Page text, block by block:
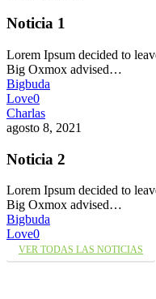
Noticia 1
Lorem Ipsum decided to
Big Oxmox advised…
Bigbuda
Love0
Charlas
agosto 8, 2021
Noticia 2
Lorem Ipsum decided to
Big Oxmox advised…
Bigbuda
Love0
VER TODAS LAS NOTICIAS